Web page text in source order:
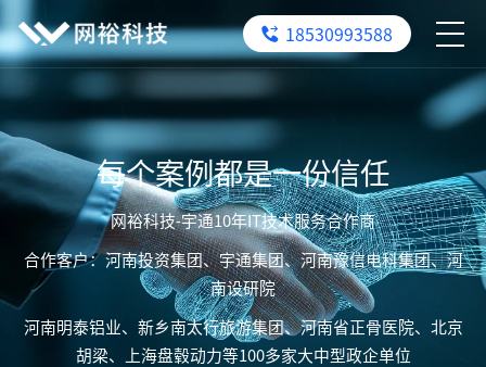
18530993588
每个案例都是一份信任
网裕科技-宇通10年IT技术服务合作商
合作客户：河南投资集团、宇通集团、河南豫信电科集团、河
南设研院
河南明泰铝业、新乡南太行旅游集团、河南省正骨医院、北京
胡梁、上海盘毂动力等100多家大中型政企单位